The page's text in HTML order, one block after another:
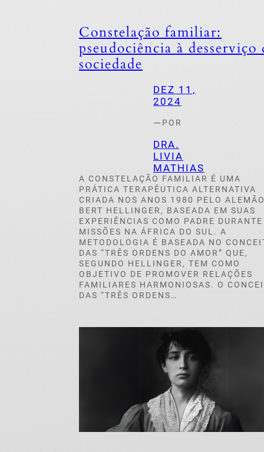
Constelação familiar:
pseudociência à desserviço
sociedade
DEZ 11,
2024
—POR
DRA.
LIVIA
MATHIAS
A CONSTELAÇÃO FAMILIAR É UMA
PRÁTICA TERAPÊUTICA ALTERNATIVA
CRIADA NOS ANOS 1980 PELO
BERT HELLINGER, BASEADA EM SUAS
EXPERIÊNCIAS COMO PADRE DURANTE
MISSÕES NA ÁFRICA DO SUL. A
METODOLOGIA É BASEADA NO
DAS “TRÊS ORDENS DO AMOR” QUE,
SEGUNDO HELLINGER, TEM COMO
OBJETIVO DE PROMOVER RELAÇÕES
FAMILIARES HARMONIOSAS. O
DAS “TRÊS ORDENS…